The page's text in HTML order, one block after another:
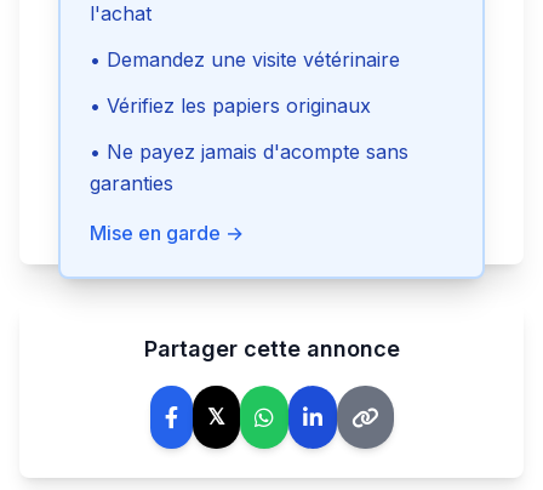
Envoyer le message
l'achat
• Demandez une visite vétérinaire
• Vérifiez les papiers originaux
• Ne payez jamais d'acompte sans
garanties
Mise en garde →
Voir le téléphone
Partager cette annonce
𝕏